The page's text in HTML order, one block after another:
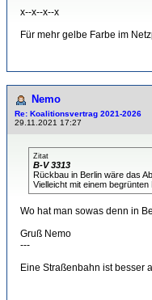
x--x--x--x
Für mehr gelbe Farbe im
Nemo
Re: Koalitionsvertrag 2021-2026
29.11.2021 17:27
Zitat
B-V 3313
Rückbau in Berlin wäre das
Vielleicht mit einem
Wo hat man sowas denn in
Gruß Nemo
---
Eine Straßenbahn ist besser